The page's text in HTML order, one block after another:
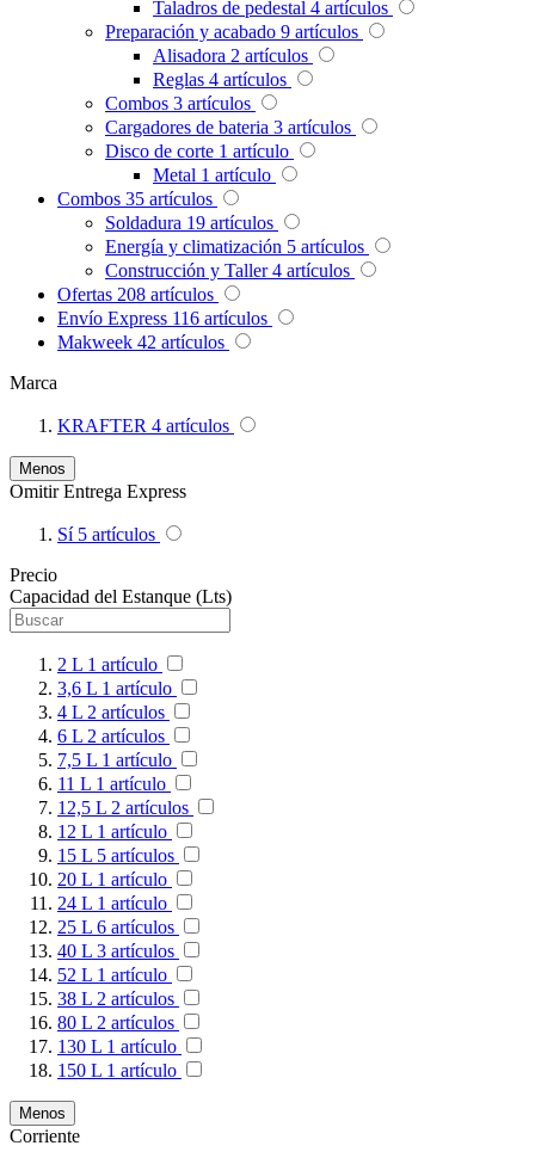
Taladros de pedestal 4 artículos
Preparación y acabado 9 artículos
Alisadora 2 artículos
Reglas 4 artículos
Combos 3 artículos
Cargadores de bateria 3 artículos
Disco de corte 1 artículo
Metal 1 artículo
Combos 35 artículos
Soldadura 19 artículos
Energía y climatización 5 artículos
Construcción y Taller 4 artículos
Ofertas 208 artículos
Envío Express 116 artículos
Makweek 42 artículos
Marca
KRAFTER 4 artículos
Menos
Omitir Entrega Express
Sí 5 artículos
Precio
Capacidad del Estanque (Lts)
2 L 1 artículo
3,6 L 1 artículo
4 L 2 artículos
6 L 2 artículos
7,5 L 1 artículo
11 L 1 artículo
12,5 L 2 artículos
12 L 1 artículo
15 L 5 artículos
20 L 1 artículo
24 L 1 artículo
25 L 6 artículos
40 L 3 artículos
52 L 1 artículo
38 L 2 artículos
80 L 2 artículos
130 L 1 artículo
150 L 1 artículo
Menos
Corriente